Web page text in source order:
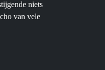
niets
van vele